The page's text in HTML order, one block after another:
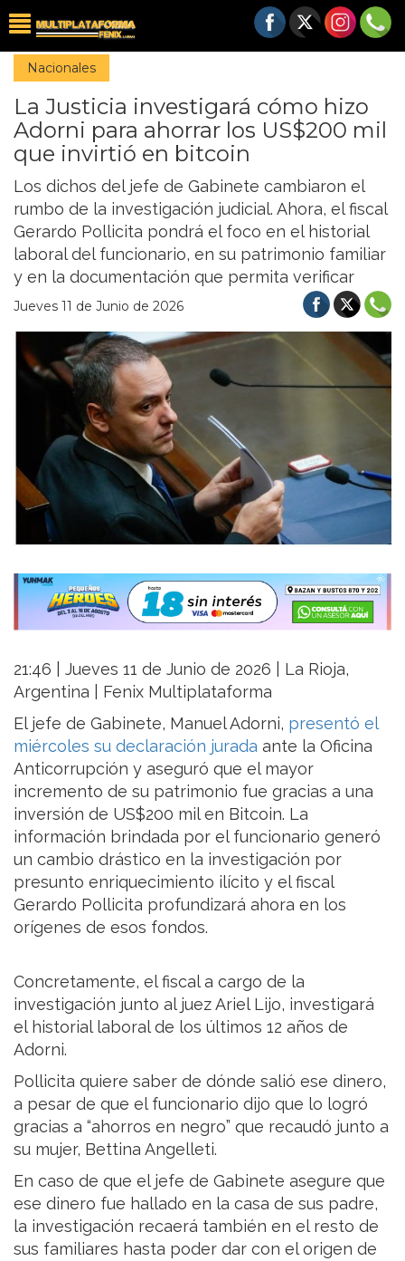
Nacionales
La Justicia investigará cómo hizo
Adorni para ahorrar los US$200 mil
que invirtió en bitcoin
Los dichos del jefe de Gabinete cambiaron el
rumbo de la investigación judicial. Ahora, el fiscal
Gerardo Pollicita pondrá el foco en el historial
laboral del funcionario, en su patrimonio familiar
y en la documentación que permita verificar
Jueves 11 de Junio de 2026
21:46 | Jueves 11 de Junio de 2026 | La Rioja,
Argentina | Fenix Multiplataforma
El jefe de Gabinete, Manuel Adorni, presentó el
miércoles su declaración jurada ante la Oficina
Anticorrupción y aseguró que el mayor
incremento de su patrimonio fue gracias a una
inversión de US$200 mil en Bitcoin. La
información brindada por el funcionario generó
un cambio drástico en la investigación por
presunto enriquecimiento ilícito y el fiscal
Gerardo Pollicita profundizará ahora en los
orígenes de esos fondos.
Concretamente, el fiscal a cargo de la
investigación junto al juez Ariel Lijo, investigará
el historial laboral de los últimos 12 años de
Adorni.
Pollicita quiere saber de dónde salió ese dinero,
a pesar de que el funcionario dijo que lo logró
gracias a “ahorros en negro” que recaudó junto a
su mujer, Bettina Angelleti.
En caso de que el jefe de Gabinete asegure que
ese dinero fue hallado en la casa de sus padre,
la investigación recaerá también en el resto de
sus familiares hasta poder dar con el origen de